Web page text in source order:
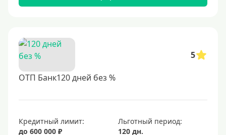
5
ОТП Банк120 дней без %
Кредитный лимит:
до 600 000 ₽
Льготный период:
120 дн.